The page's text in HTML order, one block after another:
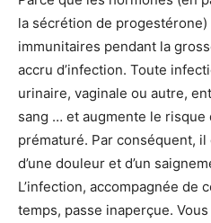
la sécrétion de
immunitaires pendant la
accru d’infection. Toute
urinaire, vaginale ou autre,
sang … et augmente le risque
prématuré. Par conséquent, il
d’une douleur et d’un
L’infection, accompagnée de
temps, passe inaperçue.